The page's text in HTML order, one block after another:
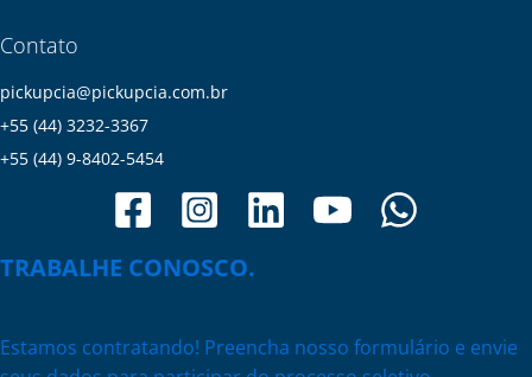
Contato
pickupcia@pickupcia.com.br
+55 (44) 3232-3367
+55 (44) 9-8402-5454
TRABALHE CONOSCO.
Estamos contratando! Preencha nosso formulário e envie